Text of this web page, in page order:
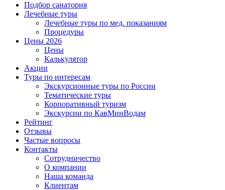
Подбор санатория
Лечебные туры
Лечебные туры по мед. показаниям
Процедуры
Цены 2026
Цены
Калькулятор
Акции
Туры по интересам
Экскурсионные туры по России
Тематические туры
Корпоративный туризм
Экскурсии по КавМинВодам
Рейтинг
Отзывы
Частые вопросы
Контакты
Сотрудничество
О компании
Наша команда
Клиентам